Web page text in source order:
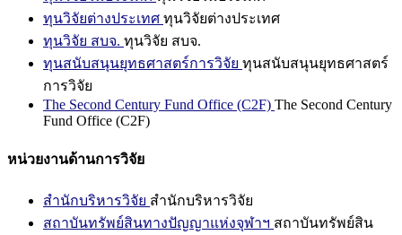
ทุนวิจัยต่างประเทศ ทุนวิจัยต่างประเทศ
ทุนวิจัย สบจ. ทุนวิจัย สบจ.
ทุนสนับสนุนยุทธศาสตร์การวิจัย ทุนสนับสนุนยุทธศาสตร์
การวิจัย
The Second Century Fund Office (C2F) The Second Century
Fund Office (C2F)
หน่วยงานด้านการวิจัย
สำนักบริหารวิจัย สำนักบริหารวิจัย
สถาบันทรัพย์สินทางปัญญาแห่งจุฬาฯ สถาบันทรัพย์สิน